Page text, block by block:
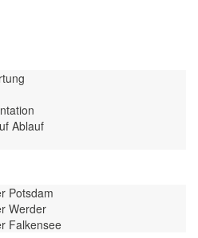
Ablauf
Potsdam
Werder
Falkensee